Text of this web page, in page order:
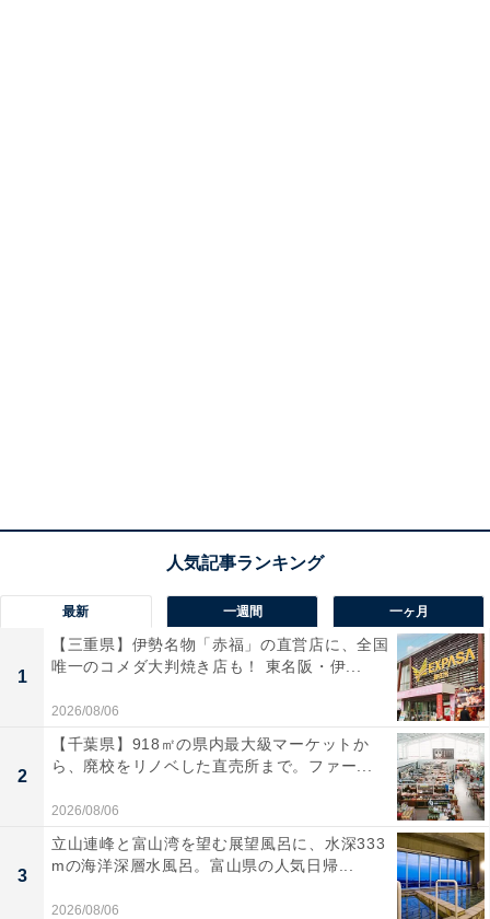
最新 一週間 一ヶ月
1
【三重県】伊勢名物「赤福」の直営店に、全国
唯一のコメダ大判焼き店も！ 東名阪・伊...
2026/08/06
2
【千葉県】918㎡の県内最大級マーケットか
ら、廃校をリノベした直売所まで。ファー...
2026/08/06
3
立山連峰と富山湾を望む展望風呂に、水深333
mの海洋深層水風呂。富山県の人気日帰...
2026/08/06